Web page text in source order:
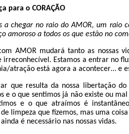
para o CORAÇÃO
a chegar no raio do AMOR, um
amoroso a todos os que estão no
AMOR mudará tanto as nossas
irreconhecível. Estamos a entrar no
atração está agora a acontecer… e
que resulta da nossa libertação
e o que sentimos já não existe ou
e o que atraímos é
limpeza que fizemos, mas uma
é necessário nas nossas vidas.